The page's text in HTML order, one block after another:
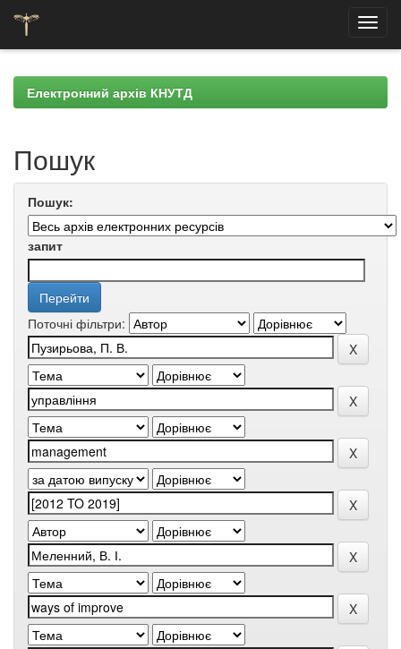
navigationЕлектронний архів КНУТД
Пошук
Пошук:
запит
Поточні фільтри: